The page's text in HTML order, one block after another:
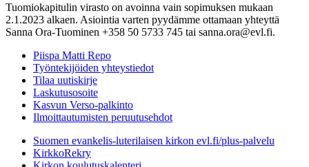
Tuomiokapitulin virasto on avoinna vain sopimuksen mukaan
2.1.2023 alkaen. Asiointia varten pyydämme ottamaan yhteyttä
Sanna Ora-Tuominen +358 50 5733 745 tai sanna.ora@evl.fi.
Piispa Matti Repo
Työntekijöiden yhteystiedot
Tilaa uutiskirje
Laskutusosoite
Kasvun Verso-palkinto
Ilmoittautumisten peruutusehdot
Suomen evankelis-luterilaisen kirkon evl.fi/plus-palvelu
KirkkoRekry